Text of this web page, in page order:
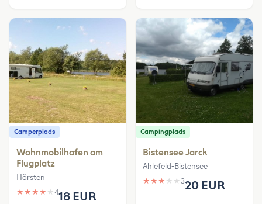
Camperplads
Wohnmobilhafen am
Flugplatz
Hörsten
★ ★ ★ ★ ★ 418 EUR
Campingplads
Bistensee Jarck
Ahlefeld-Bistensee
★ ★ ★ ★ ★ 320 EUR